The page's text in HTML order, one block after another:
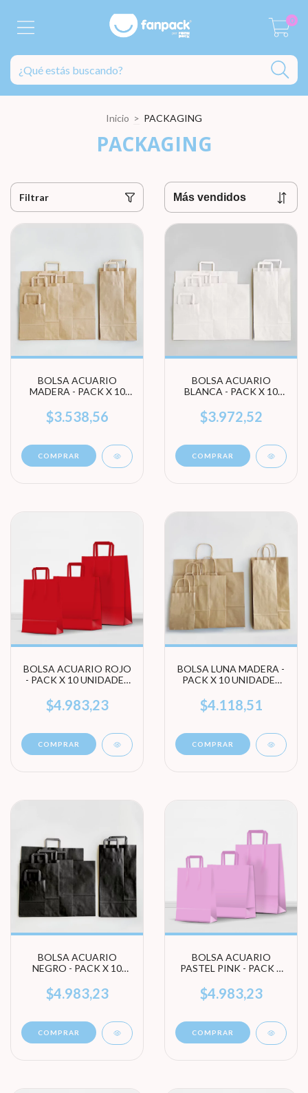
0
Inicio > PACKAGING
PACKAGING
Filtrar
BOLSA ACUARIO
MADERA - PACK X 10
TAMAÑO)
$3.538,56
COMPRAR
BOLSA ACUARIO
BLANCA - PACK X 10
TAMAÑO)
$3.972,52
COMPRAR
BOLSA ACUARIO ROJO
- PACK X 10 UNIDADES
$4.983,23
COMPRAR
BOLSA LUNA MADERA -
PACK X 10 UNIDADES
$4.118,51
COMPRAR
BOLSA ACUARIO
NEGRO - PACK X 10
TAMAÑO)
$4.983,23
COMPRAR
BOLSA ACUARIO
PASTEL PINK - PACK X
TAMAÑO)
$4.983,23
COMPRAR